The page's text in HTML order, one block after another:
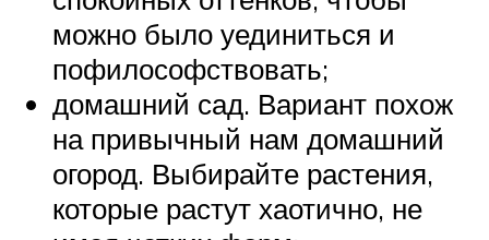
можно было уединиться и
пофилософствовать;
домашний сад. Вариант похож
на привычный нам домашний
огород. Выбирайте растения,
которые растут хаотично, не